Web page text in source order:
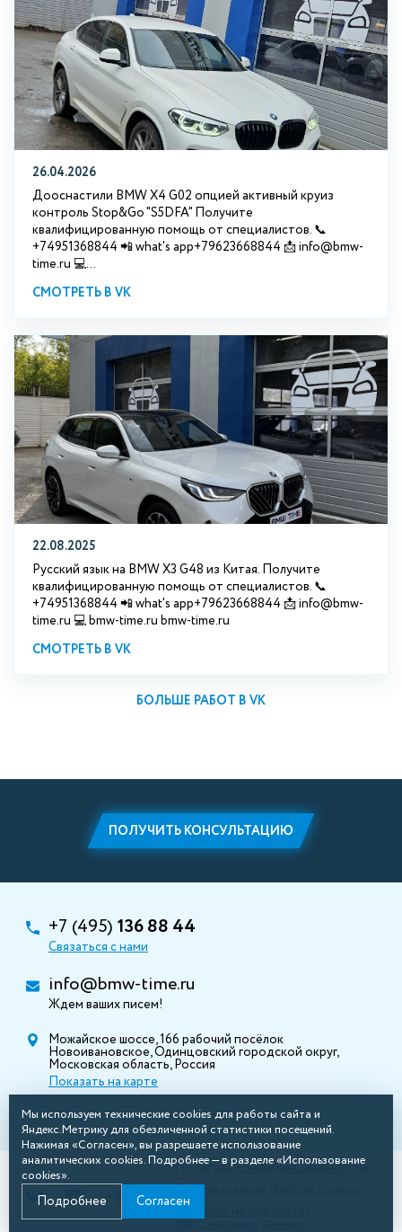
26.04.2026
Дооснастили BMW X4 G02 опцией активный круиз
контроль Stop&Go "S5DFA" Получите
квалифицированную помощь от специалистов. 📞
+74951368844 📲 what's app+79623668844 📩 info@bmw-
time.ru 💻...
СМОТРЕТЬ В VK
22.08.2025
Русский язык на BMW X3 G48 из Китая. Получите
квалифицированную помощь от специалистов. 📞
+74951368844 📲 what's app+79623668844 📩 info@bmw-
time.ru 💻 bmw-time.ru bmw-time.ru
СМОТРЕТЬ В VK
БОЛЬШЕ РАБОТ В VK
ПОЛУЧИТЬ КОНСУЛЬТАЦИЮ
+7 (495) 136 88 44
Связаться с нами
info@bmw-time.ru
Ждем ваших писем!
Можайское шоссе, 166 рабочий посёлок
Новоивановское, Одинцовский городской округ,
Московская область, Россия
Показать на карте
Политика конфиденциальности
Использование файлов cookies
персональных данных
Мы используем технические cookies для работы сайта и
Яндекс.Метрику для обезличенной статистики посещений.
Нажимая «Согласен», вы разрешаете использование
аналитических cookies. Подробнее — в разделе «Использование
cookies».
Подробнее Согласен